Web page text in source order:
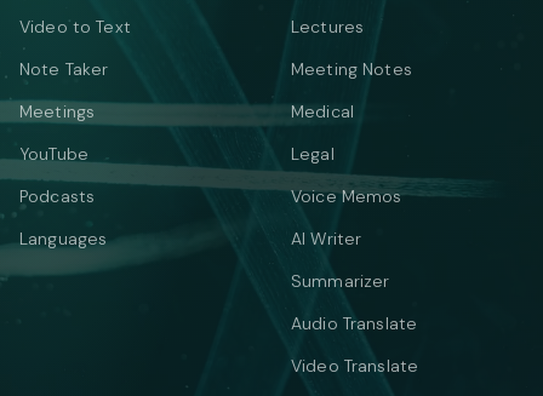
Video to Text
Note Taker
Meetings
YouTube
Podcasts
Languages
Lectures
Meeting Notes
Medical
Legal
Voice Memos
AI Writer
Summarizer
Audio Translate
Video Translate